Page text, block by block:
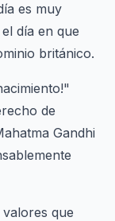
es muy
día en que
británico.
de
Gandhi
que